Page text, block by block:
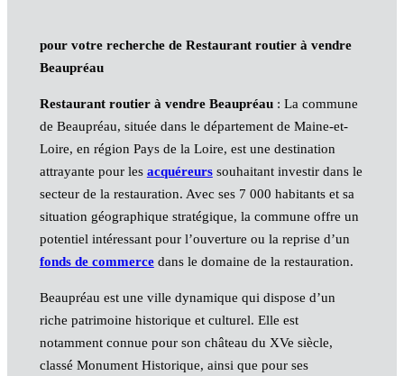
pour votre recherche de Restaurant routier à vendre
Beaupréau
Restaurant routier à vendre Beaupréau: La commune
de Beaupréau, située dans le département de Maine-et-
Loire, en région Pays de la Loire, est une destination
attrayante pour les acquéreurssouhaitant investir dans le
secteur de la restauration. Avec ses 7 000 habitants et sa
situation géographique stratégique, la commune offre un
potentiel intéressant pour l’ouverture ou la reprise d’un
fonds de commercedans le domaine de la restauration.
Beaupréau est une ville dynamique qui dispose d’un
riche patrimoine historique et culturel. Elle est
notamment connue pour son château du XVe siècle,
classé Monument Historique, ainsi que pour ses